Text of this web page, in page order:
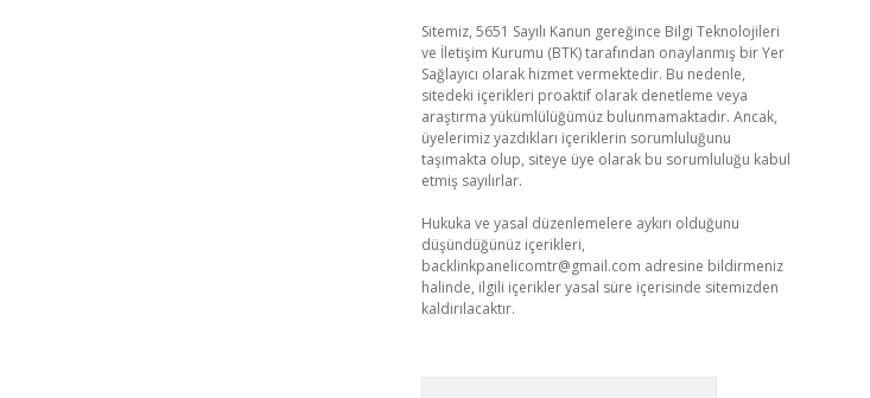
Sitemiz, 5651 Sayılı Kanun gereğince Bilgi Teknolojileri
ve İletişim Kurumu (BTK) tarafından onaylanmış bir Yer
Sağlayıcı olarak hizmet vermektedir. Bu nedenle,
sitedeki içerikleri proaktif olarak denetleme veya
araştırma yükümlülüğümüz bulunmamaktadır. Ancak,
üyelerimiz yazdıkları içeriklerin sorumluluğunu
taşımakta olup, siteye üye olarak bu sorumluluğu kabul
etmiş sayılırlar.
Hukuka ve yasal düzenlemelere aykırı olduğunu
düşündüğünüz içerikleri,
backlinkpanelicomtr@gmail.com adresine bildirmeniz
halinde, ilgili içerikler yasal süre içerisinde sitemizden
kaldırılacaktır.